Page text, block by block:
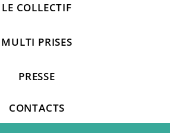
LE COLLECTIF
MULTI PRISES
PRESSE
CONTACTS